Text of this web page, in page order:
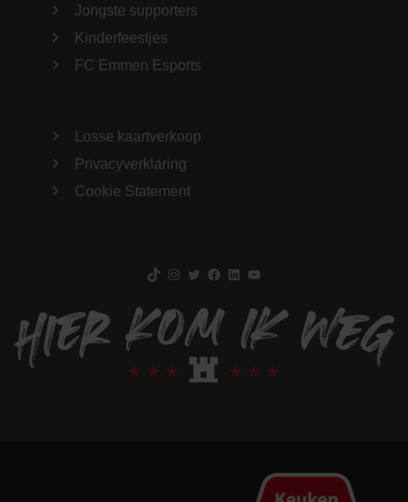
Jongste supporters
Kinderfeestjes
FC Emmen Esports
Losse kaartverkoop
Privacyverklaring
Cookie Statement